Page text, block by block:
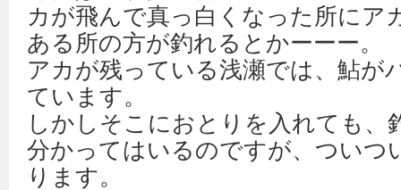
カが飛んで真っ白くなった所にア
ある所の方が釣れるとかーーー。
アカが残っている浅瀬では、鮎が
ています。
しかしそこにおとりを入れても、
分かってはいるのですが、ついつ
ります。